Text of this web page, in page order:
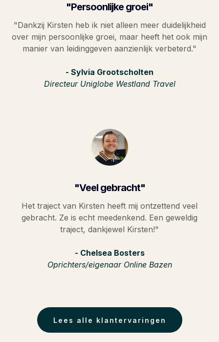
"Persoonlijke groei"
"Dankzij Kirsten heb ik niet alleen meer duidelijkheid
over mijn persoonlijke groei, maar heeft het ook mijn
manier van leidinggeven aanzienlijk verbeterd."
- Sylvia Grootscholten
Directeur Uniglobe Westland Travel
"Veel gebracht"
Het traject van Kirsten heeft mij ontzettend veel
gebracht. Ze is echt meedenkend. Een geweldig
traject, dankjewel Kirsten!"
- Chelsea Bosters
Oprichters/eigenaar Online Bazen
Lees alle klantervaringen